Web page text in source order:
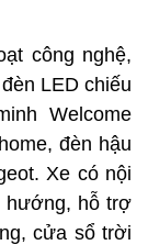
công nghệ,
LED chiếu
Welcome
đèn hậu
Xe có nội
hướng, hỗ trợ
cửa sổ trời